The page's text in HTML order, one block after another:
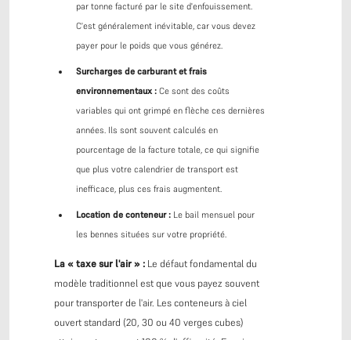
par tonne facturé par le site d'enfouissement.
C'est généralement inévitable, car vous devez
payer pour le poids que vous générez.
Surcharges de carburant et frais
environnementaux : Ce sont des coûts
variables qui ont grimpé en flèche ces dernières
années. Ils sont souvent calculés en
pourcentage de la facture totale, ce qui signifie
que plus votre calendrier de transport est
inefficace, plus ces frais augmentent.
Location de conteneur : Le bail mensuel pour
les bennes situées sur votre propriété.
La « taxe sur l'air » : Le défaut fondamental du
modèle traditionnel est que vous payez souvent
pour transporter de l'air. Les conteneurs à ciel
ouvert standard (20, 30 ou 40 verges cubes)